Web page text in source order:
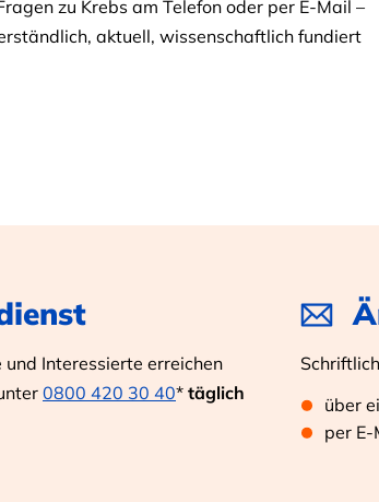
zu Krebs am Telefon oder per E-Mail –
aktuell, wissenschaftlich fundiert
Interessierte erreichen
0800 420 30 40* täglich
über
per